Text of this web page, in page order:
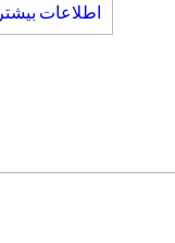
اطلاعات بیشتر